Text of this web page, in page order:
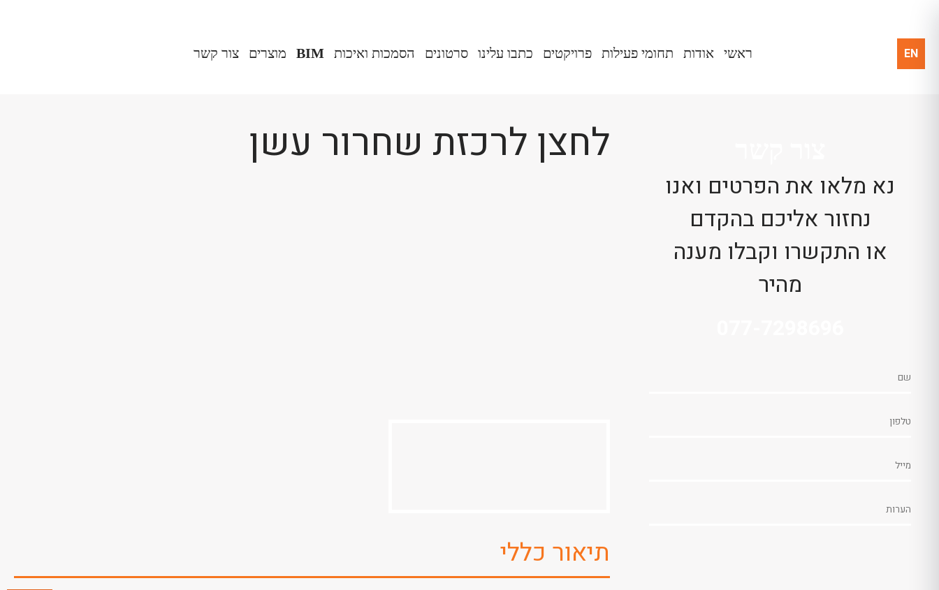
ראשי אודות תחומי פעילות פרויקטים כתבו עלינו סרטונים הסמכות ואיכות BIM מוצרים‎ צור קשר EN
לחצן לרכזת שחרור עשן
תיאור כללי
נא מלאו את הפרטים ואנו
נחזור אליכם בהקדם
או התקשרו וקבלו מענה
מהיר